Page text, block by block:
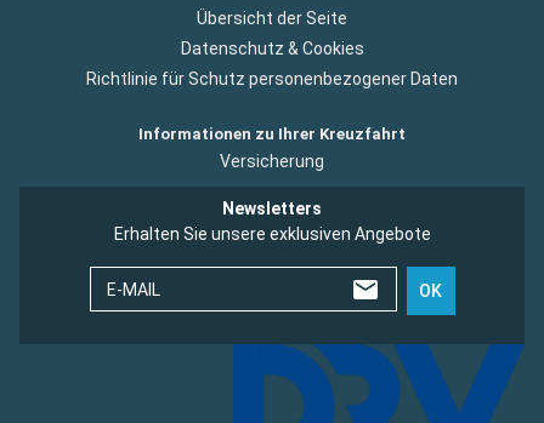
Übersicht der Seite
Datenschutz & Cookies
Richtlinie für Schutz personenbezogener Daten
Informationen zu Ihrer Kreuzfahrt
Versicherung
Newsletters
Erhalten Sie unsere exklusiven Angebote
E-MAIL OK